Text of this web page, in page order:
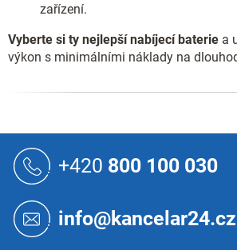
zařízení.
Vyberte si ty nejlepší nabíjecí baterie a
výkon s minimálními náklady na
+420 800 100 030
info@kancelar24.cz